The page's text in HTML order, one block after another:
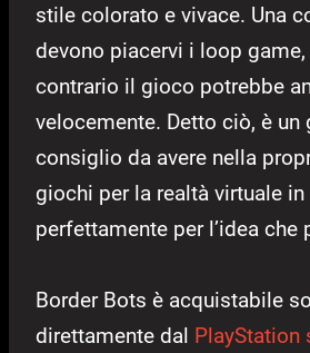
stile colorato e vivace. Una
devono piacervi i loop
contrario il gioco potrebbe
velocemente. Detto ciò, è un
consiglio da avere nella
giochi per la realtà virtuale
perfettamente per l’idea che
Border Bots è acquistabile
direttamente dal PlayStation